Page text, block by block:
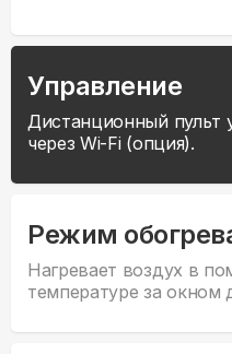
Управление
Дистанционный пульт
через Wi-Fi (опция).
Режим
Нагревает воздух в
температуре за окном